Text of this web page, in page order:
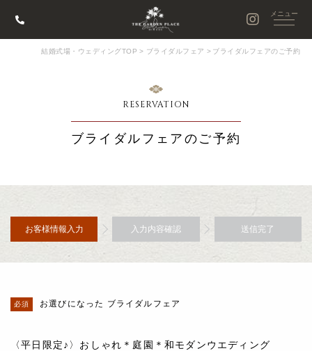
結婚式場・ウェディングTOP > ブライダルフェア > ブライダルフェアのご予約
RESERVATION
ブライダルフェアのご予約
お客様情報入力 入力内容確認 送信完了
お選びになった ブライダルフェア
〈平日限定♪〉おしゃれ＊庭園＊和モダンウエディング